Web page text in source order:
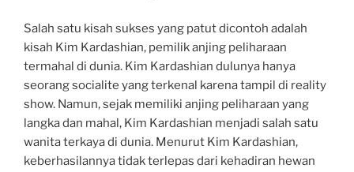
Salah satu kisah sukses yang patut dicontoh adalah
kisah Kim Kardashian, pemilik anjing peliharaan
termahal di dunia. Kim Kardashian dulunya hanya
seorang socialite yang terkenal karena tampil di reality
show. Namun, sejak memiliki anjing peliharaan yang
langka dan mahal, Kim Kardashian menjadi salah satu
wanita terkaya di dunia. Menurut Kim Kardashian,
keberhasilannya tidak terlepas dari kehadiran hewan